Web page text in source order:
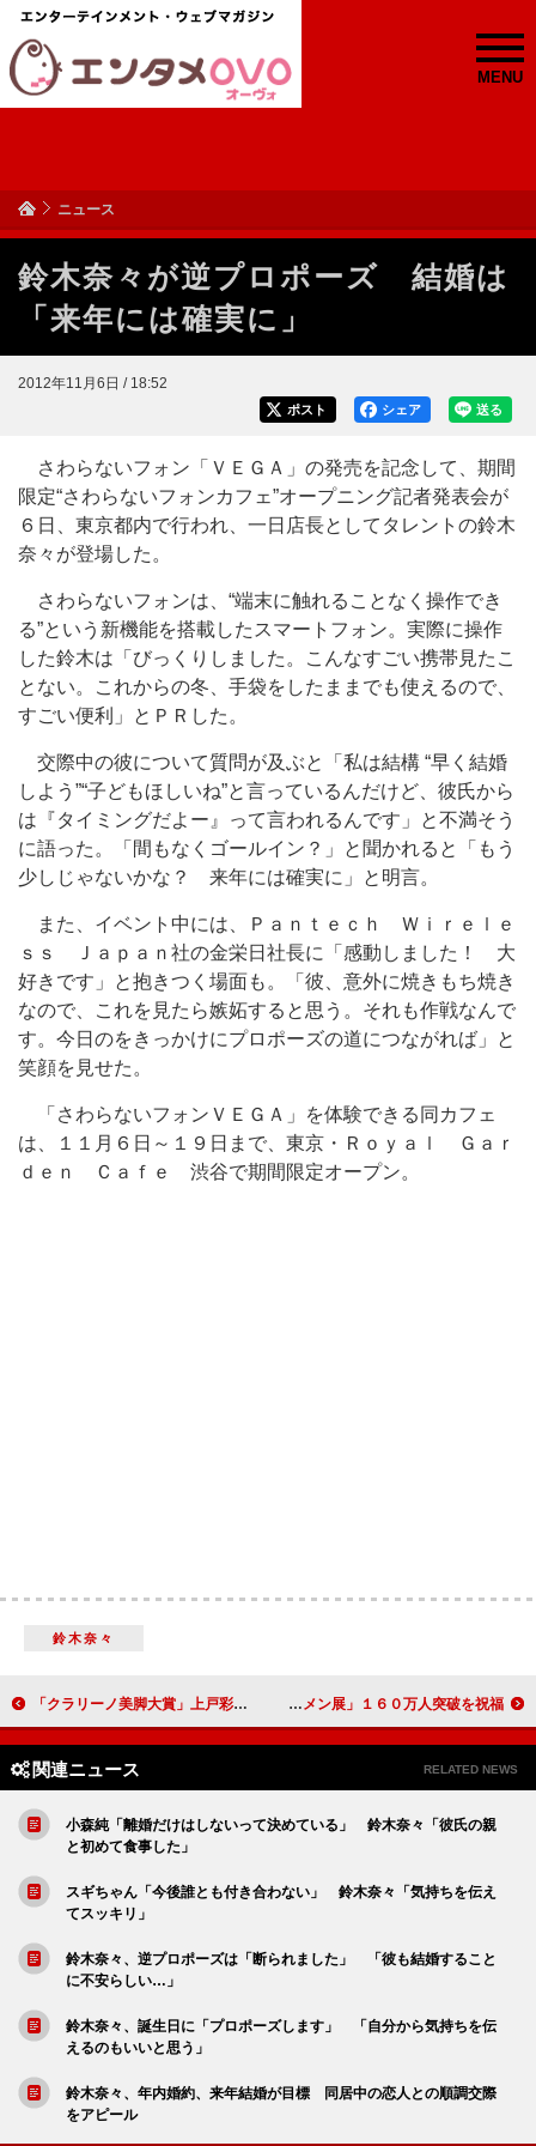
MENU
ニュース
鈴木奈々が逆プロポーズ 結婚は
「来年には確実に」
2012年11月6日 / 18:52
送る
シェア
ポスト
さわらないフォン「ＶＥＧＡ」の発売を記念して、期間
限定“さわらないフォンカフェ”オープニング記者発表会が
６日、東京都内で行われ、一日店長としてタレントの鈴木
奈々が登場した。
さわらないフォンは、“端末に触れることなく操作でき
る”という新機能を搭載したスマートフォン。実際に操作
した鈴木は「びっくりしました。こんなすごい携帯見たこ
とない。これからの冬、手袋をしたままでも使えるので、
すごい便利」とＰＲした。
交際中の彼について質問が及ぶと「私は結構 “早く結婚
しよう”“子どもほしいね”と言っているんだけど、彼氏から
は『タイミングだよー』って言われるんです」と不満そう
に語った。「間もなくゴールイン？」と聞かれると「もう
少しじゃないかな？ 来年には確実に」と明言。
また、イベント中には、Ｐａｎｔｅｃｈ Ｗｉｒｅｌｅ
ｓｓ Ｊａｐａｎ社の金栄日社長に「感動しました！ 大
好きです」と抱きつく場面も。「彼、意外に焼きもち焼き
なので、これを見たら嫉妬すると思う。それも作戦なんで
す。今日のをきっかけにプロポーズの道につながれば」と
笑顔を見せた。
「さわらないフォンＶＥＧＡ」を体験できる同カフェ
は、１１月６日～１９日まで、東京・Ｒｏｙａｌ Ｇａｒ
ｄｅｎ Ｃａｆｅ 渋谷で期間限定オープン。
鈴木奈々
「クラリーノ美脚大賞」上戸彩、吉瀬美智子らが受賞 吉瀬、さらに美脚を目指して「今日は足に影を入れた」 篠田麻里子、一緒にエジプトに行くなら「秋元」 「ツタンカーメン展」１６０万人突破を祝福
関連ニュース RELATED NEWS
小森純「離婚だけはしないって決めている」 鈴木奈々「彼氏の親
と初めて食事した」
スギちゃん「今後誰とも付き合わない」 鈴木奈々「気持ちを伝え
てスッキリ」
鈴木奈々、逆プロポーズは「断られました」 「彼も結婚すること
に不安らしい…」
鈴木奈々、誕生日に「プロポーズします」 「自分から気持ちを伝
えるのもいいと思う」
鈴木奈々、年内婚約、来年結婚が目標 同居中の恋人との順調交際
をアピール